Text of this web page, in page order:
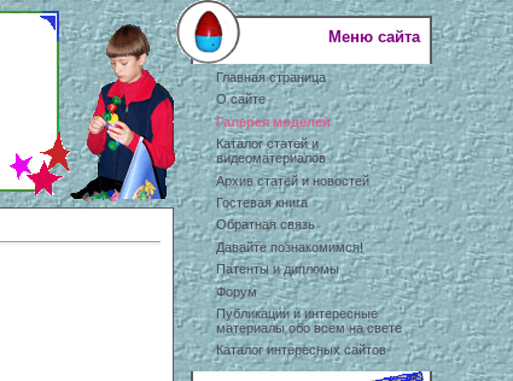
Меню сайта
Главная страница
О сайте
Галерея моделей
Каталог статей и
видеоматериалов
Архив статей и новостей
Гостевая книга
Обратная связь
Давайте познакомимся!
Патенты и дипломы
Форум
Публикации и интересные
материалы обо всем на свете
Каталог интересных сайтов